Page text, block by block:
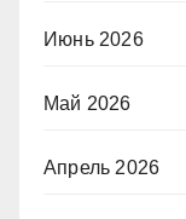
Июнь 2026
Май 2026
Апрель 2026